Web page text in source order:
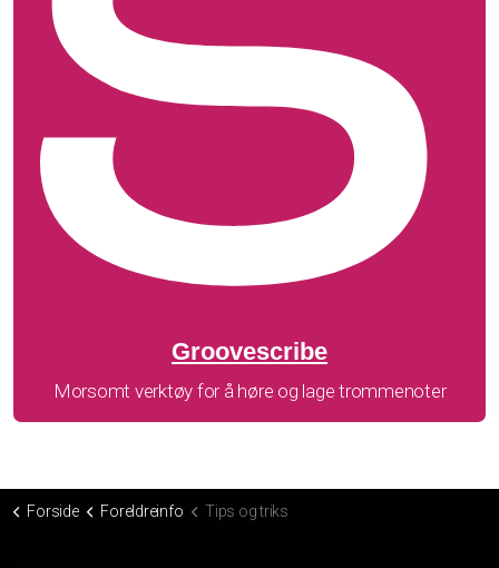
Groovescribe
Morsomt verktøy for å høre og lage trommenoter
Forside Foreldreinfo Tips og triks